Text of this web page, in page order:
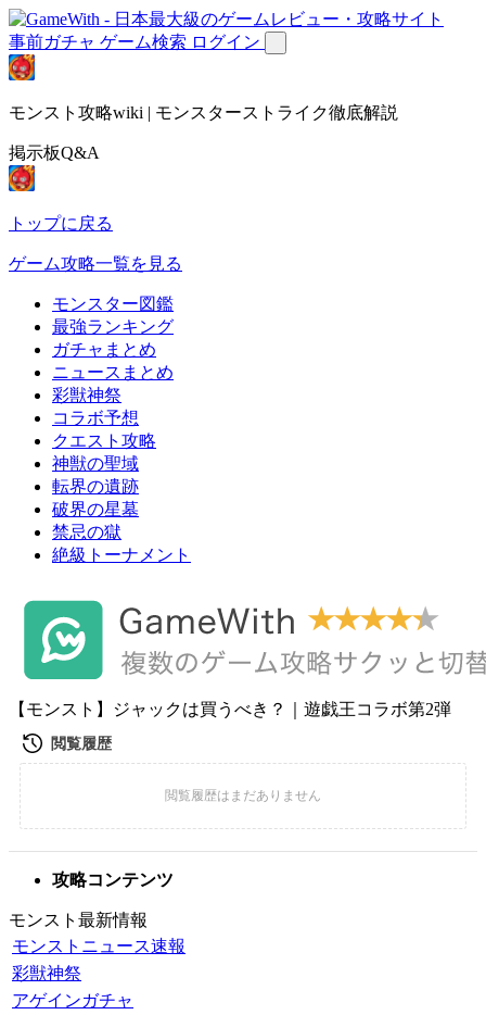
事前ガチャ ゲーム検索 ログイン
モンスト攻略wiki | モンスターストライク徹底解説
掲示板Q&A
トップに戻る
ゲーム攻略一覧を見る
モンスター図鑑
最強ランキング
ガチャまとめ
ニュースまとめ
彩獣神祭
コラボ予想
クエスト攻略
神獣の聖域
転界の遺跡
破界の星墓
禁忌の獄
絶級トーナメント
【モンスト】ジャックは買うべき？｜遊戯王コラボ第2弾
攻略コンテンツ
モンスト最新情報
モンストニュース速報
彩獣神祭
アゲインガチャ